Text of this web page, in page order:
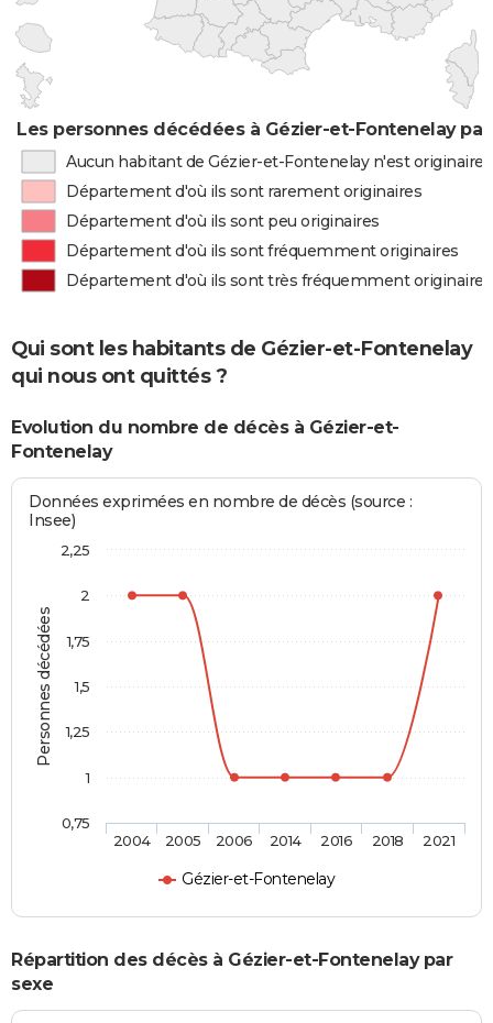
Les personnes décédées à Gézier-et-Fontenelay
Aucun habitant de Gézier-et-Fontenelay n'est originaire
Département d'où ils sont rarement originaires
Département d'où ils sont peu originaires
Département d'où ils sont fréquemment originaires
Département d'où ils sont très fréquemment originaires
Qui sont les habitants de Gézier-et-Fontenelay
qui nous ont quittés ?
Evolution du nombre de décès à Gézier-et-
Fontenelay
Personnes décédées
Données exprimées en nombre de décès (source :
Insee)
Gézier-et-Fontenelay
2004 2005 2006 2014 2016 2018 2021
0,75
1
1,25
1,5
1,75
2
2,25
Répartition des décès à Gézier-et-Fontenelay par
sexe